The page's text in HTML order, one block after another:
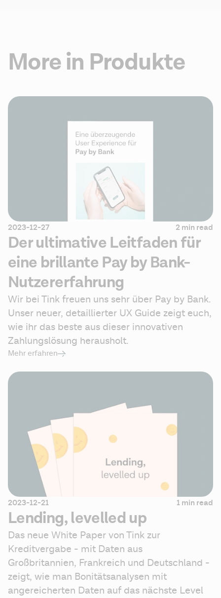
More in Produkte
2023-12-27 2 min read
Der ultimative Leitfaden für
eine brillante Pay by Bank-
Nutzererfahrung
Wir bei Tink freuen uns sehr über Pay by Bank.
Unser neuer, detaillierter UX Guide zeigt euch,
wie ihr das beste aus dieser innovativen
Zahlungslösung herausholt.
Mehr erfahren
2023-12-21 1 min read
Lending, levelled up
Das neue White Paper von Tink zur
Kreditvergabe - mit Daten aus
Großbritannien, Frankreich und Deutschland -
zeigt, wie man Bonitätsanalysen mit
angereicherten Daten auf das nächste Level